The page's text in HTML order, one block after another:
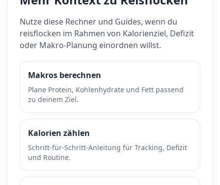
Nutze diese Rechner und Guides, wenn du
reisflocken im Rahmen von Kalorienziel, Defizit
oder Makro-Planung einordnen willst.
Makros berechnen
Plane Protein, Kohlenhydrate und Fett passend
zu deinem Ziel.
Kalorien zählen
Schritt-für-Schritt-Anleitung für Tracking, Defizit
und Routine.